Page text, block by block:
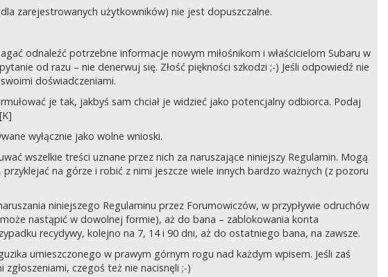
zarejestrowanych użytkowników) nie jest dopuszczalne.
odnaleźć potrzebne informacje nowym miłośnikom i właścicielom Subaru w
od razu – nie denerwuj się. Złość piękności szkodzi ;-) Jeśli odpowiedź nie
doświadczeniami.
je tak, jakbyś sam chciał je widzieć jako potencjalny odbiorca. Podaj
wyłącznie jako wolne wnioski.
wszelkie treści uznane przez nich za naruszające niniejszy Regulamin. Mogą
na górze i robić z nimi jeszcze wiele innych bardzo ważnych (z pozoru
niniejszego Regulaminu przez Forumowiczów, w przypływie odruchów
nastąpić w dowolnej formie), aż do bana – zablokowania konta
recydywy, kolejno na 7, 14 i 90 dni, aż do ostatniego bana, na zawsze.
umieszczonego w prawym górnym rogu nad każdym wpisem. Jeśli zaś
czegoś też nie nacisnęli ;-)